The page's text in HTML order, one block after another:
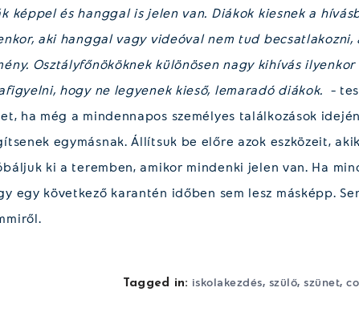
képpel és hanggal is jelen van. Diákok kiesnek a
aki hanggal vagy videóval nem tud becsatlakozni,
Osztályfőnököknek különösen nagy kihívás
hogy ne legyenek kieső, lemaradó diákok. –
ha még a mindennapos személyes találkozások
egymásnak. Állítsuk be előre azok eszközeit,
ki a teremben, amikor mindenki jelen van. Ha
egy következő karantén időben sem lesz másképp.
Tagged in: iskolakezdés, szülő,szünet,